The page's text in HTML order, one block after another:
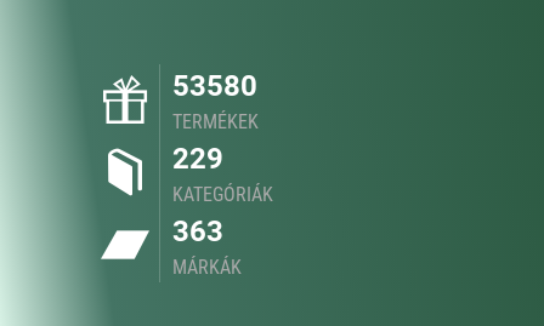
53580
TERMÉKEK
229
KATEGÓRIÁK
363
MÁRKÁK